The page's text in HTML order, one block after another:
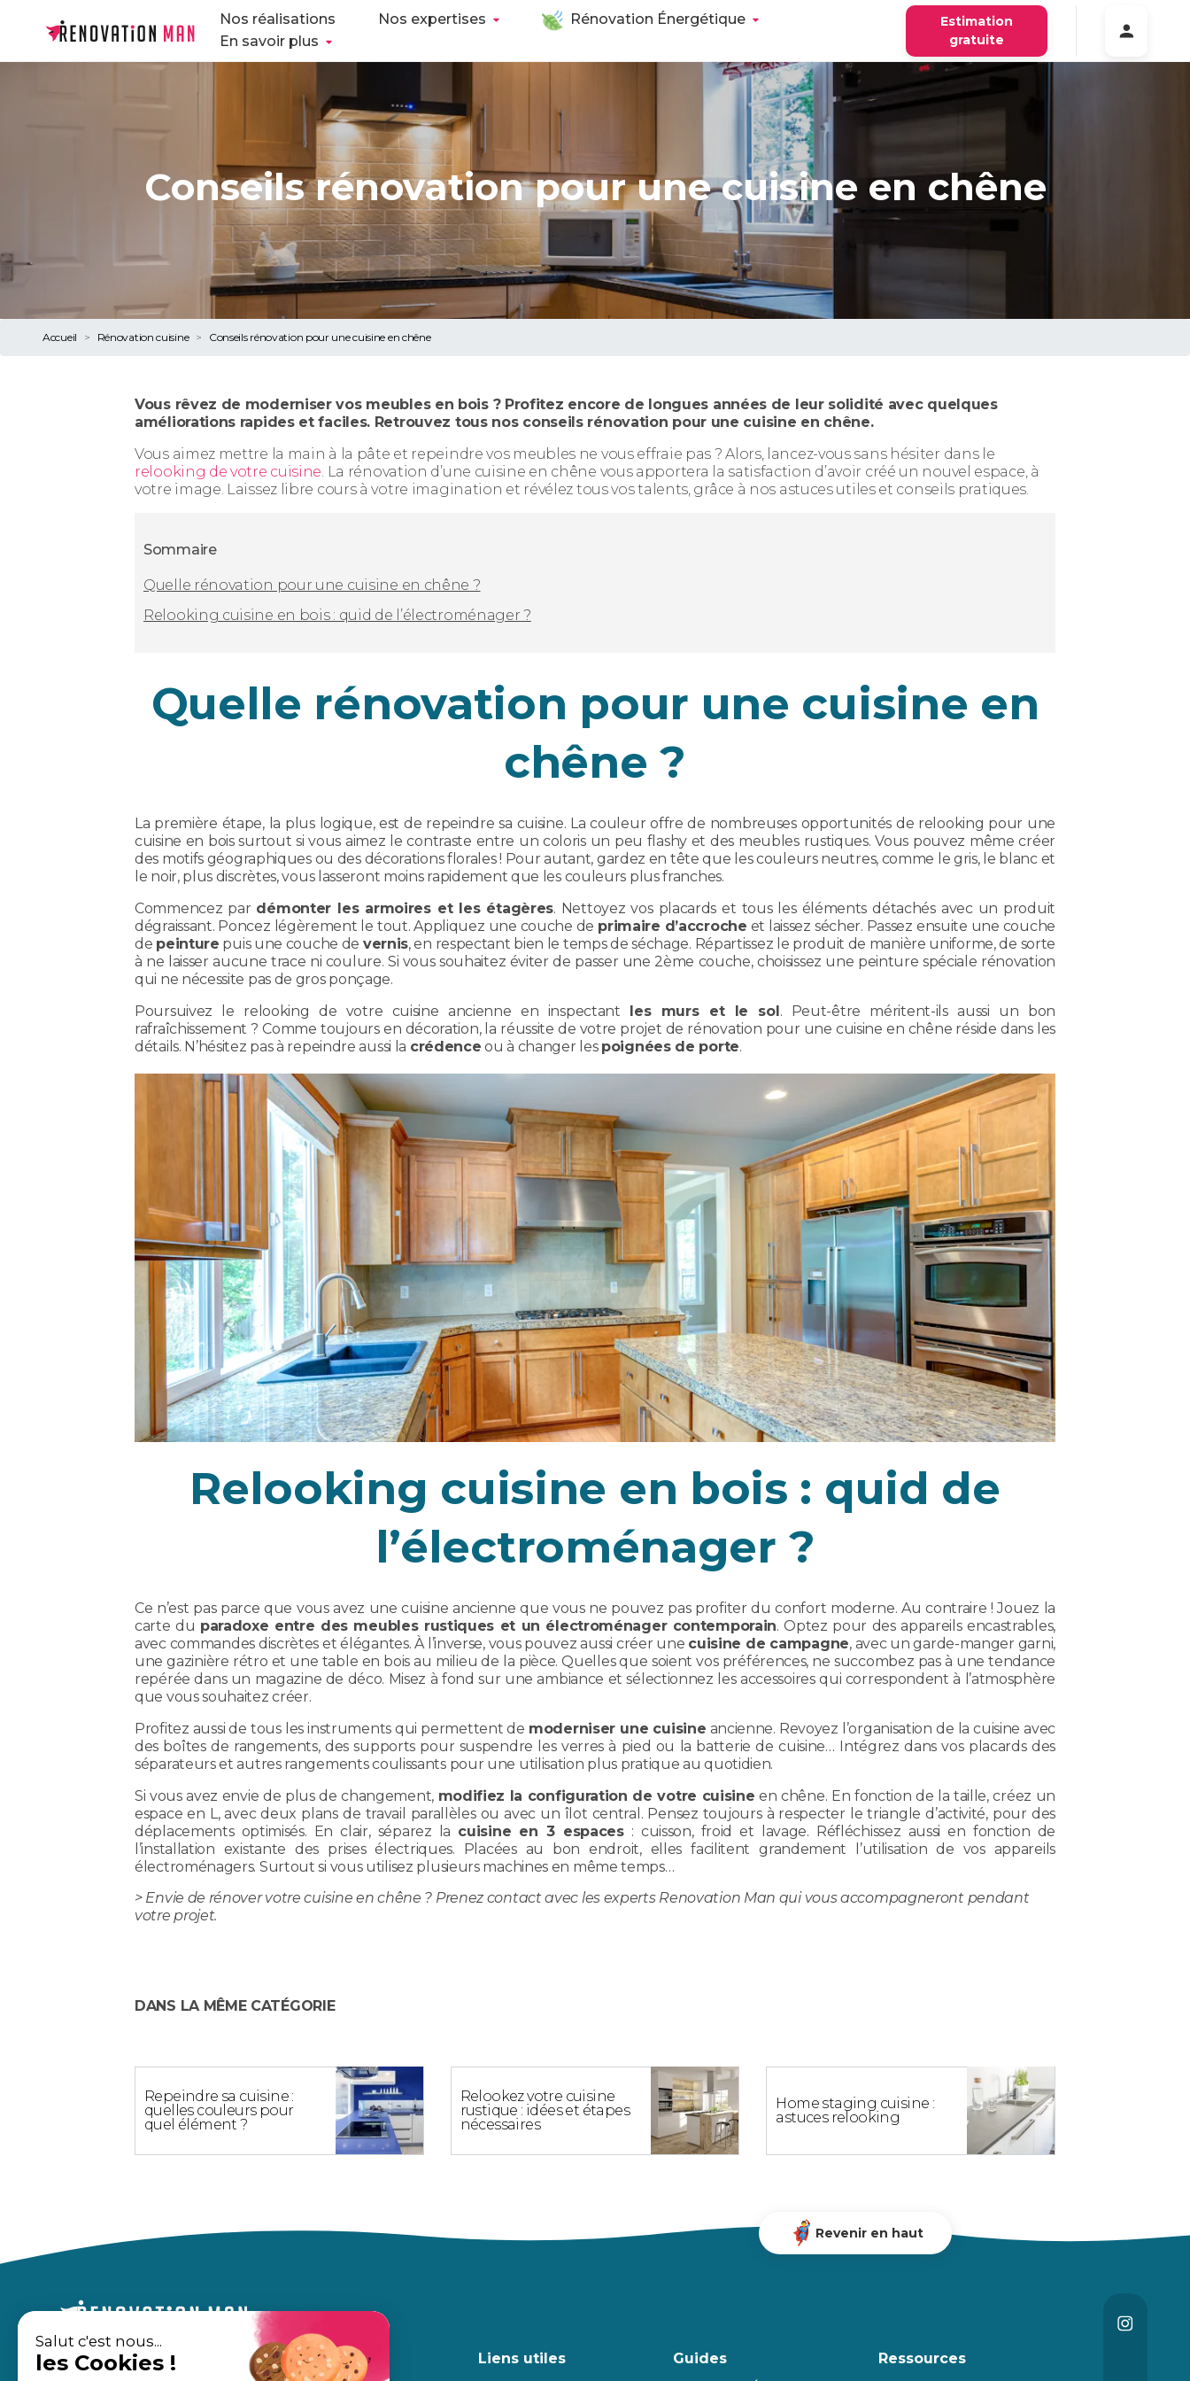
Salut c'est nous...
les Cookies !
Nos réalisations Nos expertises
Rénovation Énergétique
En savoir plus
Estimation
gratuite
Conseils rénovation pour une cuisine en chêne
Accueil Rénovation cuisine Conseils rénovation pour une cuisine en chêne
Vous rêvez de moderniser vos meubles en bois ? Profitez encore de longues années de leur solidité avec quelques
améliorations rapides et faciles. Retrouvez tous nos conseils rénovation pour une cuisine en chêne.
Vous aimez mettre la main à la pâte et repeindre vos meubles ne vous effraie pas ? Alors, lancez-vous sans hésiter dans le
relooking de votre cuisine. La rénovation d’une cuisine en chêne vous apportera la satisfaction d’avoir créé un nouvel espace, à
votre image. Laissez libre cours à votre imagination et révélez tous vos talents, grâce à nos astuces utiles et conseils pratiques.
Sommaire
Quelle rénovation pour une cuisine en chêne ?
Relooking cuisine en bois : quid de l’électroménager ?
Quelle rénovation pour une cuisine en
chêne ?
La première étape, la plus logique, est de repeindre sa cuisine. La couleur offre de nombreuses opportunités de relooking pour une
cuisine en bois surtout si vous aimez le contraste entre un coloris un peu flashy et des meubles rustiques. Vous pouvez même créer
des motifs géographiques ou des décorations florales ! Pour autant, gardez en tête que les couleurs neutres, comme le gris, le blanc et
le noir, plus discrètes, vous lasseront moins rapidement que les couleurs plus franches.
Commencez par démonter les armoires et les étagères. Nettoyez vos placards et tous les éléments détachés avec un produit
dégraissant. Poncez légèrement le tout. Appliquez une couche de primaire d’accroche et laissez sécher. Passez ensuite une couche
de peinture puis une couche de vernis, en respectant bien le temps de séchage. Répartissez le produit de manière uniforme, de sorte
à ne laisser aucune trace ni coulure. Si vous souhaitez éviter de passer une 2ème couche, choisissez une peinture spéciale rénovation
qui ne nécessite pas de gros ponçage.
Poursuivez le relooking de votre cuisine ancienne en inspectant les murs et le sol. Peut-être méritent-ils aussi un bon
rafraîchissement ? Comme toujours en décoration, la réussite de votre projet de rénovation pour une cuisine en chêne réside dans les
détails. N’hésitez pas à repeindre aussi la crédence ou à changer les poignées de porte.
Relooking cuisine en bois : quid de
l’électroménager ?
Ce n’est pas parce que vous avez une cuisine ancienne que vous ne pouvez pas profiter du confort moderne. Au contraire ! Jouez la
carte du paradoxe entre des meubles rustiques et un électroménager contemporain. Optez pour des appareils encastrables,
avec commandes discrètes et élégantes. À l’inverse, vous pouvez aussi créer une cuisine de campagne, avec un garde-manger garni,
une gazinière rétro et une table en bois au milieu de la pièce. Quelles que soient vos préférences, ne succombez pas à une tendance
repérée dans un magazine de déco. Misez à fond sur une ambiance et sélectionnez les accessoires qui correspondent à l’atmosphère
que vous souhaitez créer.
Profitez aussi de tous les instruments qui permettent de moderniser une cuisine ancienne. Revoyez l’organisation de la cuisine avec
des boîtes de rangements, des supports pour suspendre les verres à pied ou la batterie de cuisine… Intégrez dans vos placards des
séparateurs et autres rangements coulissants pour une utilisation plus pratique au quotidien.
Si vous avez envie de plus de changement, modifiez la configuration de votre cuisine en chêne. En fonction de la taille, créez un
espace en L, avec deux plans de travail parallèles ou avec un îlot central. Pensez toujours à respecter le triangle d’activité, pour des
déplacements optimisés. En clair, séparez la cuisine en 3 espaces: cuisson, froid et lavage. Réfléchissez aussi en fonction de
l’installation existante des prises électriques. Placées au bon endroit, elles facilitent grandement l’utilisation de vos appareils
électroménagers. Surtout si vous utilisez plusieurs machines en même temps…
> Envie de rénover votre cuisine en chêne ? Prenez contact avec les experts Renovation Man qui vous accompagneront pendant
votre projet.
DANS LA MÊME CATÉGORIE
Repeindre sa cuisine :
quelles couleurs pour
quel élément ?
Relookez votre cuisine
rustique : idées et étapes
nécessaires
Home staging cuisine :
astuces relooking
Revenir en haut
Un accompagnement sur mesure,
pour des travaux en toute sérénité.
À propos Liens utiles Guides Ressources